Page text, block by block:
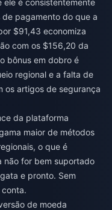
ele é consistentemente
pagamento do que a
$91,43 economiza
com os $156,20 da
bônus em dobro é
regional e a falta de
os artigos de segurança
da plataforma
maior de métodos
o que é
não for bem suportado
e pronto. Sem
de moeda